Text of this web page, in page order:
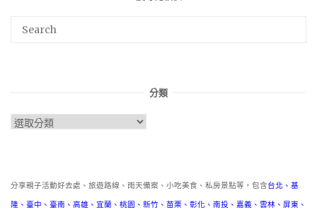
分類
分
分享親子活動好去處、旅遊路線、雨天備案、小吃美食、私房景點等，包含台北 、 基
隆 、 臺中 、 臺南 、 高雄 、 宜蘭 、 桃園 、 新竹 、 苗栗 、 彰化 、 南投 、 嘉義 、 雲林 、 屏東 、